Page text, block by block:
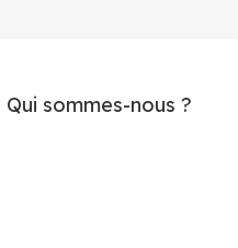
Qui sommes-nous ?